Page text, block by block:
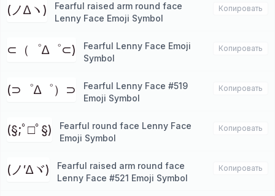
(ノ∆ヽ)
Fearful raised arm round face
Lenny Face Emoji Symbol
Копировать
⊂（゜∆゜⊂)
Fearful Lenny Face Emoji
Symbol
Копировать
(⊃゜∆゜）⊃
Fearful Lenny Face #519
Emoji Symbol
Копировать
(§;ﾟ□ﾟ§)
Fearful round face Lenny Face
Emoji Symbol
Копировать
(ノ′∆ヾ)
Fearful raised arm round face
Lenny Face #521 Emoji Symbol
Копировать